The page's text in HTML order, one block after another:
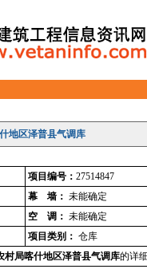
地区泽普县气调库
项目编号： 27514847
幕 墙： 未能确定
空 调： 未能确定
项目类别： 仓库
村局喀什地区泽普县气调库的详